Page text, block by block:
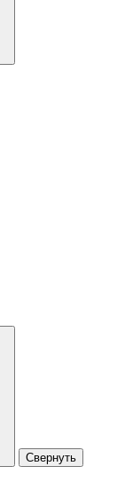
Свернуть